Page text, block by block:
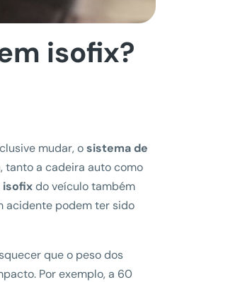
isofix?
mudar, osistema de
tanto a cadeira auto como
isofixdo veículo também
acidente podem ter sido
que o peso dos
Por exemplo, a 60